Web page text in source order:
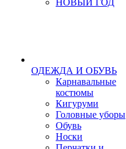
НОВЫЙ ГОД
ОДЕЖДА И ОБУВЬ
Карнавальные
костюмы
Кигуруми
Головные уборы
Обувь
Носки